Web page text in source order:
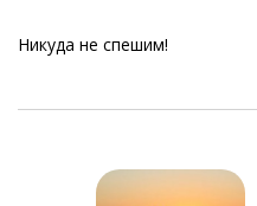
Никуда не спешим!